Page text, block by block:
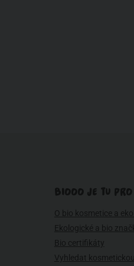
BIOOO JE TU
O bio kosmetice a
Ekologické a bio
Bio certifikáty
Vyhledat